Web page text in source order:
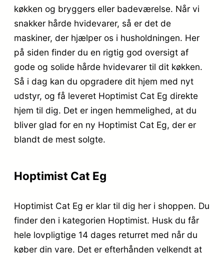
køkken og bryggers eller badeværelse. Når vi
snakker hårde hvidevarer, så er det de
maskiner, der hjælper os i husholdningen. Her
på siden finder du en rigtig god oversigt af
gode og solide hårde hvidevarer til dit køkken.
Så i dag kan du opgradere dit hjem med nyt
udstyr, og få leveret Hoptimist Cat Eg direkte
hjem til dig. Det er ingen hemmelighed, at du
bliver glad for en ny Hoptimist Cat Eg, der er
blandt de mest solgte.
Hoptimist Cat Eg
Hoptimist Cat Eg er klar til dig her i shoppen. Du
finder den i kategorien Hoptimist. Husk du får
hele lovpligtige 14 dages returret med når du
køber din vare. Det er efterhånden velkendt at